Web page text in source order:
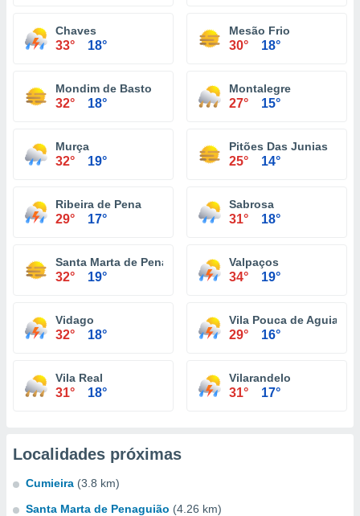
Chaves
33° 18°
Mesão Frio
30° 18°
Mondim de Basto
32° 18°
Montalegre
27° 15°
Murça
32° 19°
Pitões Das Junias
25° 14°
Ribeira de Pena
29° 17°
Sabrosa
31° 18°
Santa Marta de Penaguião
32° 19°
Valpaços
34° 19°
Vidago
32° 18°
Vila Pouca de Aguiar
29° 16°
Vila Real
31° 18°
Vilarandelo
31° 17°
Localidades próximas
Cumieira (3.8 km)
Santa Marta de Penaguião (4.26 km)